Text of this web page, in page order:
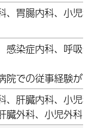
、胃腸内科、小児
感染症内科、呼吸
院での従事経験が
、肝臓内科、小児
臓外科、小児外科